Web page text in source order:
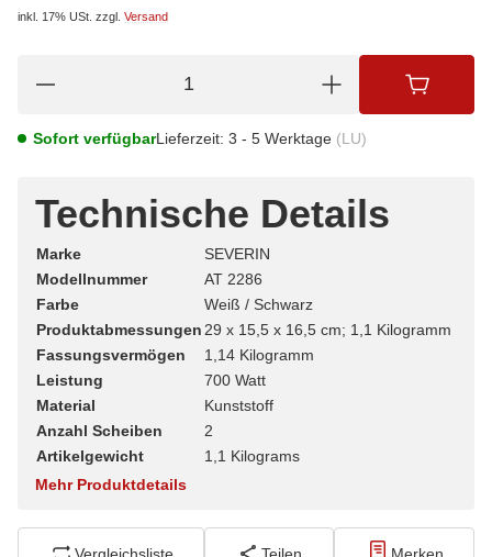
inkl. 17% USt. zzgl. Versand
Sofort verfügbarLieferzeit: 3 - 5 Werktage (LU)
Technische Details
Marke
‎SEVERIN
Modellnummer
‎AT 2286
Farbe
‎Weiß / Schwarz
Produktabmessungen‎29 x 15,5 x 16,5 cm; 1,1 Kilogramm
Fassungsvermögen
‎1,14 Kilogramm
Leistung
‎700 Watt
Material
‎Kunststoff
Anzahl Scheiben
‎2
Artikelgewicht
‎1,1 Kilograms
Mehr Produktdetails